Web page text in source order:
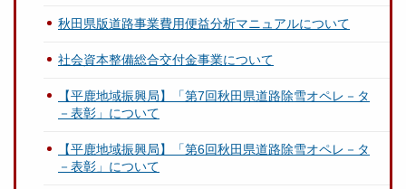
秋田県版道路事業費用便益分析マニュアルについて
社会資本整備総合交付金事業について
【平鹿地域振興局】「第7回秋田県道路除雪オペレ－タ
－表彰」について
【平鹿地域振興局】「第6回秋田県道路除雪オペレ－タ
－表彰」について